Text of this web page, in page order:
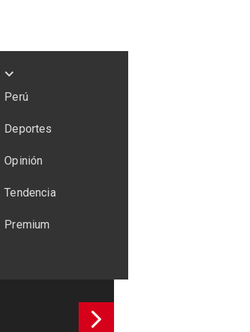
Perú
Deportes
Opinión
Tendencia
Premium